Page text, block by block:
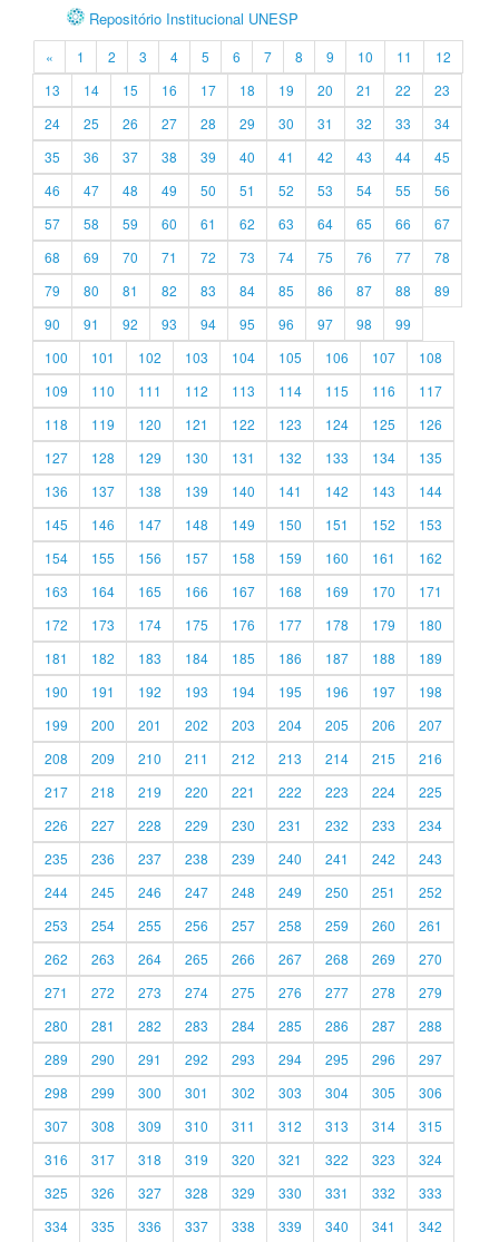
Repositório Institucional UNESP
« 1 2 3 4 5 6 7 8 9 10 11
12
13
14 15 16 17 18 19 20 21 22
23
24
25 26 27 28 29 30 31 32 33
34
35
36 37 38 39 40 41 42 43 44
45
46
47 48 49 50 51 52 53 54 55
56
57
58 59 60 61 62 63 64 65 66
67
68
69 70 71 72 73 74 75 76 77
78
79
80 81 82 83 84 85 86 87 88
89
90
91 92 93 94 95 96 97 98
99
100
101 102 103 104 105 106 107
108
109
110 111 112 113 114 115 116
117
118
119 120 121 122 123 124 125
126
127
128 129 130 131 132 133 134
135
136
137 138 139 140 141 142 143
144
145
146 147 148 149 150 151 152
153
154
155 156 157 158 159 160 161
162
163
164 165 166 167 168 169 170
171
172
173 174 175 176 177 178 179
180
181
182 183 184 185 186 187 188
189
190
191 192 193 194 195 196 197
198
199
200 201 202 203 204 205 206
207
208
209 210 211 212 213 214 215
216
217
218 219 220 221 222 223 224
225
226
227 228 229 230 231 232 233
234
235
236 237 238 239 240 241 242
243
244
245 246 247 248 249 250 251
252
253
254 255 256 257 258 259 260
261
262
263 264 265 266 267 268 269
270
271
272 273 274 275 276 277 278
279
280
281 282 283 284 285 286 287
288
289
290 291 292 293 294 295 296
297
298
299 300 301 302 303 304 305
306
307
308 309 310 311 312 313 314
315
316
317 318 319 320 321 322 323
324
325
326 327 328 329 330 331 332
333
334
335 336 337 338 339 340 341 342